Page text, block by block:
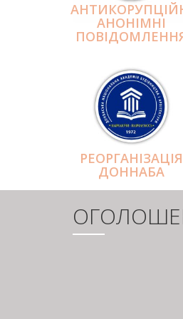
АНОНІМНІ
РЕОРГАНІЗАЦІЯ
ДОННАБА